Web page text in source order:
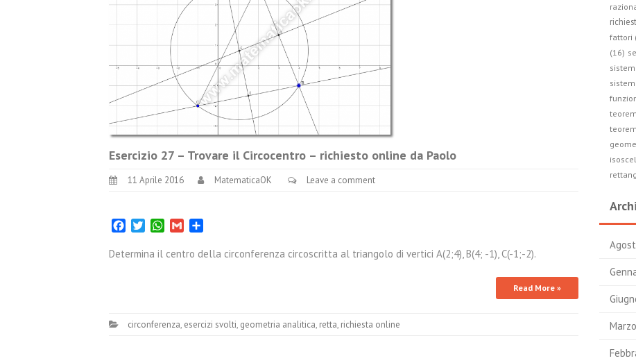
Esercizio 27 – Trovare il Circocentro – richiesto online da Paolo
11 Aprile 2016 MatematicaOK Leave a comment
FacebookTwitterWhatsApp
Gmail
Determina il centro della circonferenza circoscritta al triangolo di vertici A(2;4), B(4; -1), C(-1;-2).
Read More »
circonferenza, esercizi svolti, geometria analitica, retta, richiesta online
fattori
(16)